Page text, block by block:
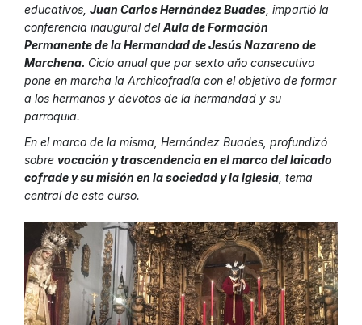
educativos, Juan Carlos Hernández Buades , impartió la
conferencia inaugural delAula de Formación
Permanente de la Hermandad de Jesús Nazareno de
Marchena. Ciclo anual que por sexto año consecutivo
pone en marcha la Archicofradía con el objetivo de formar
a los hermanos y devotos de la hermandad y su
parroquia.
En el marco de la misma, Hernández Buades, profundizó
sobre vocación y trascendencia en el marco del laicado
cofrade y su misión en la sociedad y la Iglesia , tema
central de este curso.